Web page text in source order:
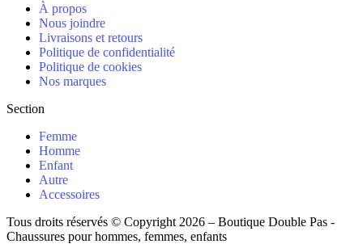
À propos
Nous joindre
Livraisons et retours
Politique de confidentialité
Politique de cookies
Nos marques
Section
Femme
Homme
Enfant
Autre
Accessoires
Tous droits réservés © Copyright 2026 – Boutique Double Pas -
Chaussures pour hommes, femmes, enfants